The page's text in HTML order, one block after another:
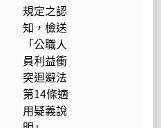
規定之認
知，檢送
「公職人
員利益衝
突迴避法
第14條適
用疑義說